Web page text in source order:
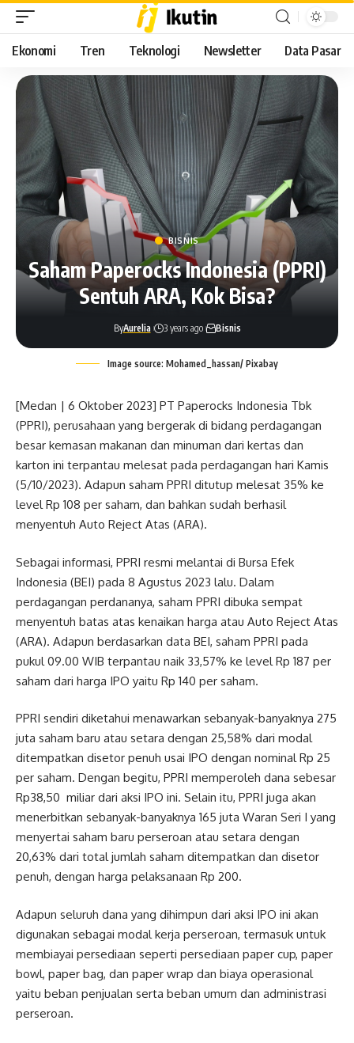
Ekonomi Tren Teknologi Newsletter Data Pasar
BISNIS
Saham Paperocks Indonesia (PPRI)
Sentuh ARA, Kok Bisa?
ByAurelia 3 years ago Bisnis
Image source: Mohamed_hassan/ Pixabay
[Medan | 6 Oktober 2023] PT Paperocks Indonesia Tbk
(PPRI), perusahaan yang bergerak di bidang perdagangan
besar kemasan makanan dan minuman dari kertas dan
karton ini terpantau melesat pada perdagangan hari Kamis
(5/10/2023). Adapun saham PPRI ditutup melesat 35% ke
level Rp 108 per saham, dan bahkan sudah berhasil
menyentuh Auto Reject Atas (ARA).
Sebagai informasi, PPRI resmi melantai di Bursa Efek
Indonesia (BEI) pada 8 Agustus 2023 lalu. Dalam
perdagangan perdananya, saham PPRI dibuka sempat
menyentuh batas atas kenaikan harga atau Auto Reject Atas
(ARA). Adapun berdasarkan data BEI, saham PPRI pada
pukul 09.00 WIB terpantau naik 33,57% ke level Rp 187 per
saham dari harga IPO yaitu Rp 140 per saham.
PPRI sendiri diketahui menawarkan sebanyak-banyaknya 275
juta saham baru atau setara dengan 25,58% dari modal
ditempatkan disetor penuh usai IPO dengan nominal Rp 25
per saham. Dengan begitu, PPRI memperoleh dana sebesar
Rp38,50 miliar dari aksi IPO ini. Selain itu, PPRI juga akan
menerbitkan sebanyak-banyaknya 165 juta Waran Seri I yang
menyertai saham baru perseroan atau setara dengan
20,63% dari total jumlah saham ditempatkan dan disetor
penuh, dengan harga pelaksanaan Rp 200.
Adapun seluruh dana yang dihimpun dari aksi IPO ini akan
digunakan sebagai modal kerja perseroan, termasuk untuk
membiayai persediaan seperti persediaan paper cup, paper
bowl, paper bag, dan paper wrap dan biaya operasional
yaitu beban penjualan serta beban umum dan administrasi
perseroan.